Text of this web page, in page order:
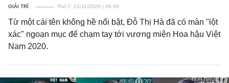
GIẢI TRÍ Thứ 7, 21/11/2020 | 06:00
Từ một cái tên không hề nổi bật, Đỗ Thị Hà đã có màn "lột
xác" ngoạn mục để chạm tay tới vương miện Hoa hậu Việt
Nam 2020.